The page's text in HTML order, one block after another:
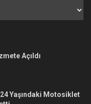
Açıldı
Yaşındaki Motosiklet